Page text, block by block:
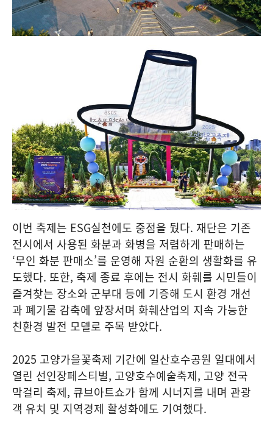
이번 축제는 ESG실천에도 중점을 뒀다. 재단은 기존
전시에서 사용된 화분과 화병을 저렴하게 판매하는
‘무인 화분 판매소’를 운영해 자원 순환의 생활화를 유
도했다. 또한, 축제 종료 후에는 전시 화훼를 시민들이
즐겨찾는 장소와 군부대 등에 기증해 도시 환경 개선
과 폐기물 감축에 앞장서며 화훼산업의 지속 가능한
친환경 발전 모델로 주목 받았다.
2025 고양가을꽃축제 기간에 일산호수공원 일대에서
열린 선인장페스티벌, 고양호수예술축제, 고양 전국
막걸리 축제, 큐브아트쇼가 함께 시너지를 내며 관광
객 유치 및 지역경제 활성화에도 기여했다.